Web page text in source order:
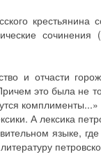
крестьянина
сочинения
и отчасти
это была не
А лексика
языке,